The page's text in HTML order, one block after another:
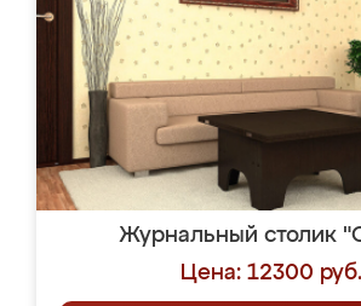
Журнальный столик
Цена: 12300 руб.